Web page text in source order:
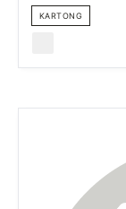
KARTONG